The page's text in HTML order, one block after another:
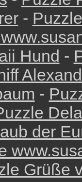
-
Hund -
-
der
Grüße